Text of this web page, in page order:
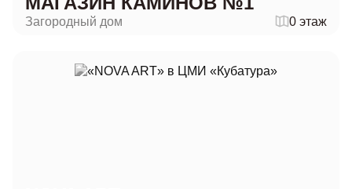
Загородный дом 0 этаж